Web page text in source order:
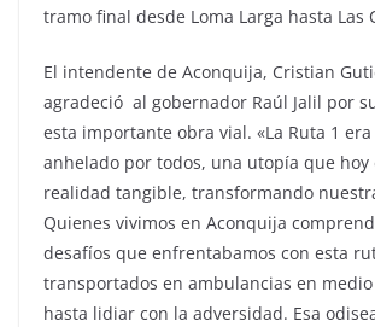
tramo final desde Loma Larga hasta Las
El intendente de Aconquija, Cristian
agradeció al gobernador Raúl Jalil por
esta importante obra vial. «La Ruta 1
anhelado por todos, una utopía que hoy
realidad tangible, transformando
Quienes vivimos en Aconquija
desafíos que enfrentabamos con esta
transportados en ambulancias en
hasta lidiar con la adversidad. Esa